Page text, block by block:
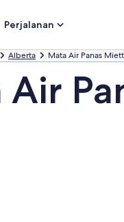
Perjalanan
Alberta Mata Air Panas
Air